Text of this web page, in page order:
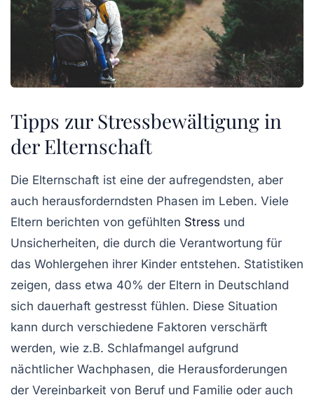
Tipps zur Stressbewältigung in
der Elternschaft
Die Elternschaft ist eine der aufregendsten, aber
auch herausforderndsten Phasen im Leben. Viele
Eltern berichten von gefühlten Stress und
Unsicherheiten, die durch die Verantwortung für
das Wohlergehen ihrer Kinder entstehen. Statistiken
zeigen, dass etwa 40% der Eltern in Deutschland
sich dauerhaft gestresst fühlen. Diese Situation
kann durch verschiedene Faktoren verschärft
werden, wie z.B. Schlafmangel aufgrund
nächtlicher Wachphasen, die Herausforderungen
der Vereinbarkeit von Beruf und Familie oder auch